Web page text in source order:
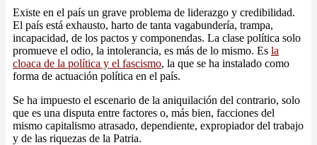
Existe en el país un grave problema de liderazgo y credibilidad.
El país está exhausto, harto de tanta vagabundería, trampa,
incapacidad, de los pactos y componendas. La clase política solo
promueve el odio, la intolerancia, es más de lo mismo. Es la
cloaca de la política y el fascismo, la que se ha instalado como
forma de actuación política en el país.
Se ha impuesto el escenario de la aniquilación del contrario, solo
que es una disputa entre factores o, más bien, facciones del
mismo capitalismo atrasado, dependiente, expropiador del trabajo
y de las riquezas de la Patria.